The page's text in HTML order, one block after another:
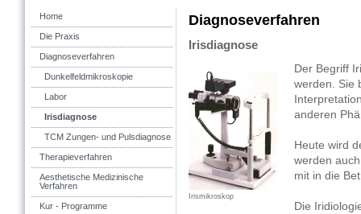
Home
Die Praxis
Diagnoseverfahren
Dunkelfeldmikroskopie
Labor
Irisdiagnose
TCM Zungen- und Pulsdiagnose
Therapieverfahren
Aesthetische Medizinische
Verfahren
Kur - Programme
Diagnoseverfahren
Irisdiagnose
Irismikroskop
Der Begriff
werden. Sie
anderen
Heute wird
werden
mit in die
Die